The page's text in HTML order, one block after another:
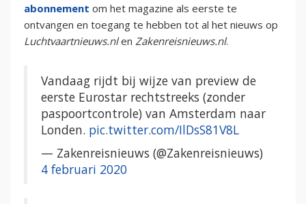
abonnement om het magazine als eerste te
ontvangen en toegang te hebben tot al het nieuws op
Luchtvaartnieuws.nlen Zakenreisnieuws.nl.
Vandaag rijdt bij wijze van preview de
eerste Eurostar rechtstreeks (zonder
paspoortcontrole) van Amsterdam naar
Londen. pic.twitter.com/IlDsS81V8L
— Zakenreisnieuws (@Zakenreisnieuws)
4 februari 2020